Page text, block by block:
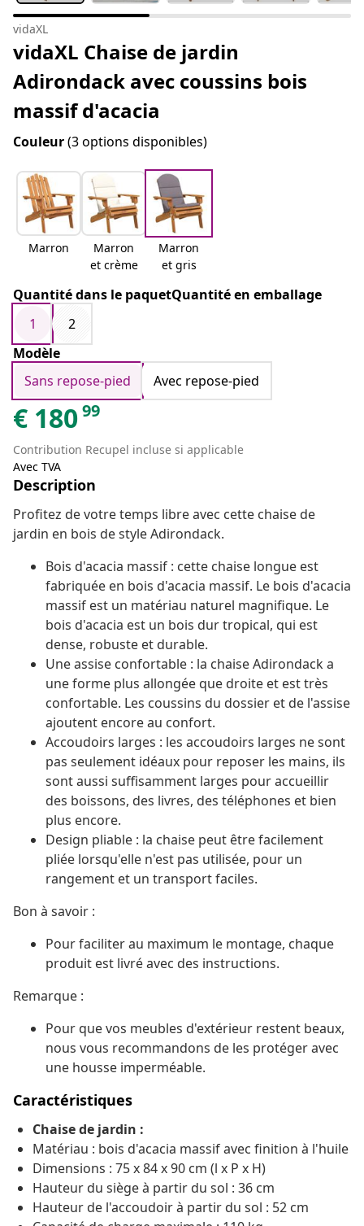
vidaXL
vidaXL Chaise de jardin
Adirondack avec coussins bois
massif d'acacia
Couleur(3 options disponibles)
Marron
Marron
et crème
Marron
et gris
Quantité dans le paquetQuantité en emballage
1
2
Modèle
Sans repose-pied
Avec repose-pied
€ 18099
Contribution Recupel incluse si applicable
Avec TVA
Description
Profitez de votre temps libre avec cette chaise de
jardin en bois de style Adirondack.
Bois d'acacia massif : cette chaise longue est
fabriquée en bois d'acacia massif. Le bois d'acacia
massif est un matériau naturel magnifique. Le
bois d'acacia est un bois dur tropical, qui est
dense, robuste et durable.
Une assise confortable : la chaise Adirondack a
une forme plus allongée que droite et est très
confortable. Les coussins du dossier et de l'assise
ajoutent encore au confort.
Accoudoirs larges : les accoudoirs larges ne sont
pas seulement idéaux pour reposer les mains, ils
sont aussi suffisamment larges pour accueillir
des boissons, des livres, des téléphones et bien
plus encore.
Design pliable : la chaise peut être facilement
pliée lorsqu'elle n'est pas utilisée, pour un
rangement et un transport faciles.
Bon à savoir :
Pour faciliter au maximum le montage, chaque
produit est livré avec des instructions.
Remarque :
Pour que vos meubles d'extérieur restent beaux,
nous vous recommandons de les protéger avec
une housse imperméable.
Caractéristiques
Chaise de jardin :
Matériau : bois d'acacia massif avec finition à l'huile
Dimensions : 75 x 84 x 90 cm (l x P x H)
Hauteur du siège à partir du sol : 36 cm
Hauteur de l'accoudoir à partir du sol : 52 cm